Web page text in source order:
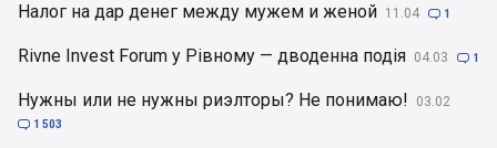
Налог на дар денег между мужем и женой 11.04  1
Rivne Invest Forum у Рівному — дводенна подія 04.03  1
Нужны или не нужны риэлторы? Не понимаю! 03.02
 1 503